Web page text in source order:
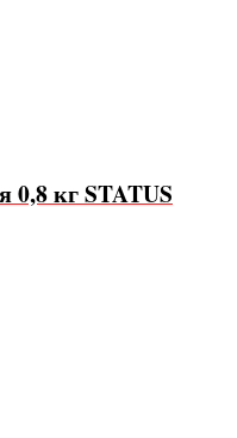
кг STATUS